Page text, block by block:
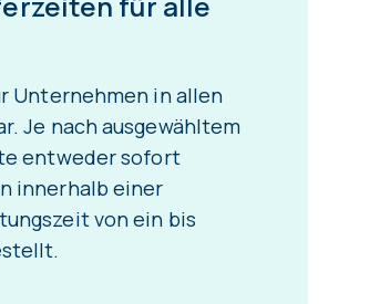
Unternehmen in allen
Je nach ausgewähltem
entweder sofort
innerhalb einer
von ein bis